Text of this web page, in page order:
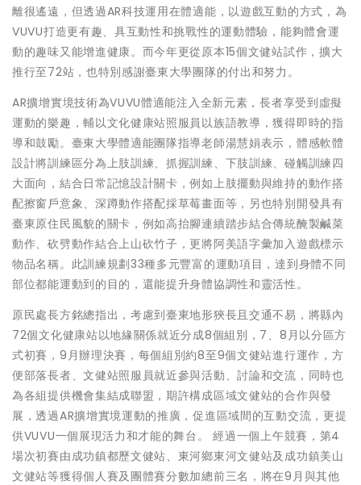
離很遙遠，但透過AR科技運用在體適能，以遊戲互動的方式，為
VUVU打造更有趣、具互動性和挑戰性的運動體驗，能夠體會運
動的趣味又能增進健康。而今年更從原本15個文健站試作，擴大
推行至72站，也特別感謝臺東大學團隊的付出和努力。
AR擴增實境技術為VUVU體適能注入全新元素，長者享受到虛擬
運動的樂趣，輔以文化健康站照服員以族語教導，獲得即時的指
導和鼓勵。臺東大學體適能團隊指導老師湯慧娟表示，體感軟體
設計將訓練區分為上肢訓練、抓握訓練、下肢訓練、碰觸訓練四
大面向，結合日常記憶設計關卡，例如上肢擺動與維持的動作搭
配擦窗戶意象、深蹲動作搭配採草莓畫面等，另也特別開發具有
臺東原住民風貌的關卡，例如高抬腳連續踏步結合傳統醃製鹹菜
動作、砍劈動作結合上山砍竹子，更將阿美語字彙加入遊戲標示
物品名稱。此訓練規劃33種多元豐富的運動項目，達到身體不同
部位都能運動到的目的，還能提升身體協調性和靈活性。
原民處長方銘總指出，考慮到臺東地形狹長且交通不易，將縣內
72個文化健康站以地緣關係就近分成8個組別，7、8月以分區方
式初賽，9月辦理決賽，每個組別約8至9個文健站進行運作，方
便部落長者、文健站照服員就近參與活動、討論和交流，同時也
為各組提供機會集結成聯盟，期許構成區域文健站的合作與發
展，透過AR擴增實境運動的推廣，促進區域間的互動交流，更提
供VUVU一個展現活力和才能的舞台。 經過一個上午競賽，第4
場次初賽由成功鎮都歷文健站、東河鄉東河文健站及成功鎮美山
文健站等獲得個人賽及團體賽分數加總前三名，將在9月與其他